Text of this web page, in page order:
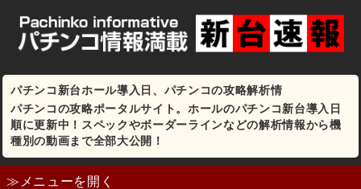
パチンコ新台ホール導入日、パチンコの攻略解析情
パチンコの攻略ポータルサイト。ホールのパチンコ新台導入日
順に更新中！スペックやボーダーラインなどの解析情報から機
種別の動画まで全部大公開！
≫メニューを開く